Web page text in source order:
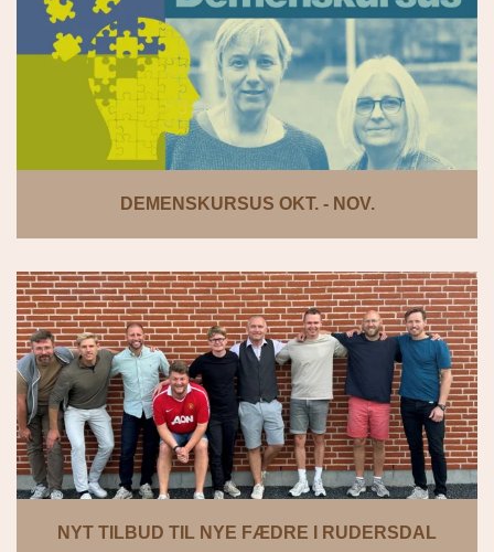
DEMENSKURSUS OKT. - NOV.
NYT TILBUD TIL NYE FÆDRE I RUDERSDAL